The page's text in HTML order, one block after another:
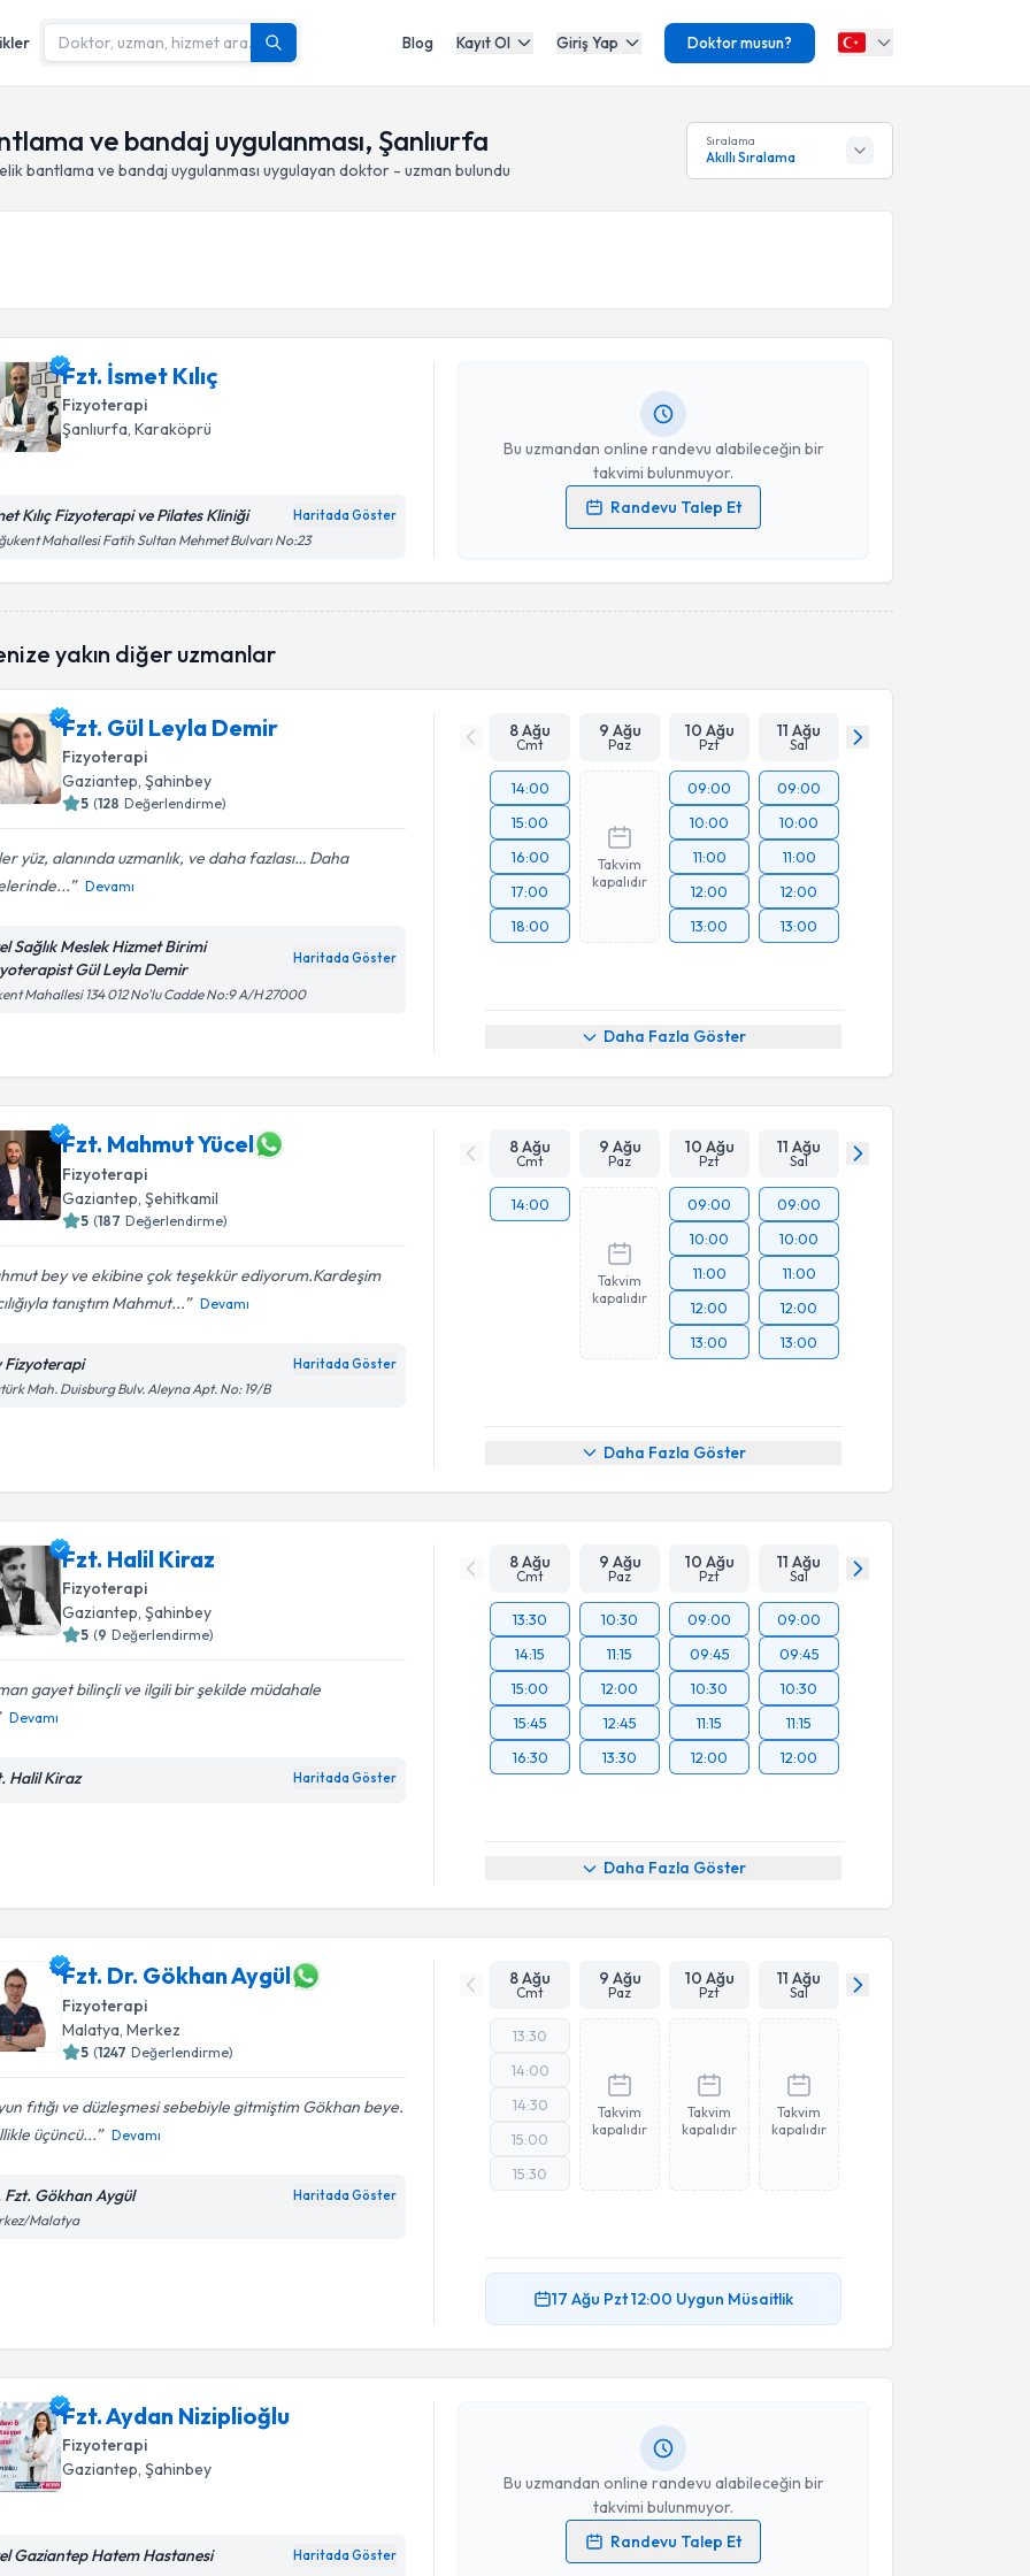
Blog Kayıt Ol Giriş Yap Doktor musun?
ve bandaj uygulanması, Şanlıurfa
bantlama ve bandaj uygulanması uygulayan doktor - uzman bulundu
Sıralama
Akıllı Sıralama
Fzt. İsmet Kılıç
Fizyoterapi
Şanlıurfa, Karaköprü
Kılıç Fizyoterapi ve Pilates Kliniği Haritada Göster
Mahallesi Fatih Sultan Mehmet Bulvarı No:23
Bu uzmandan online randevu alabileceğin bir
takvimi bulunmuyor.
Randevu Talep Et
Kişisel verilerimin işlenmesine ilişkinAydınlatma Metni
işlenmesini kabul ediyorum.
yakın diğer uzmanlar
Fzt. Gül Leyla Demir
Fizyoterapi
Gaziantep, Şahinbey
5 (128 Değerlendirme)
yüz, alanında uzmanlık, ve daha fazlası… Daha
Devamı
Sağlık Meslek Hizmet Birimi
Gül Leyla Demir
Haritada Göster
Mahallesi 134 012 No'lu Cadde No:9 A/H 27000
8 Ağu
Cmt
9 Ağu
Paz
10 Ağu
Pzt
11 Ağu
Sal
14:00
15:00
16:00
17:00
18:00
Takvim
kapalıdır
09:00
10:00
11:00
12:00
13:00
09:00
10:00
11:00
12:00
13:00
Daha Fazla Göster
Fzt. Mahmut Yücel
Fizyoterapi
Gaziantep , Şehitkamil
5 (187 Değerlendirme)
bey ve ekibine çok teşekkür ediyorum.Kardeşim
tanıştım Mahmut...
Devamı
Fizyoterapi Haritada Göster
Mah. Duisburg Bulv. Aleyna Apt. No: 19/B
8 Ağu
Cmt
9 Ağu
Paz
10 Ağu
Pzt
11 Ağu
Sal
14:00
Takvim
kapalıdır
09:00
10:00
11:00
12:00
13:00
09:00
10:00
11:00
12:00
13:00
Daha Fazla Göster
Fzt. Halil Kiraz
Fizyoterapi
Gaziantep, Şahinbey
5 (9 Değerlendirme)
gayet bilinçli ve ilgili bir şekilde müdahale
Devamı
Halil Kiraz Haritada Göster
8 Ağu
Cmt
9 Ağu
Paz
10 Ağu
Pzt
11 Ağu
Sal
13:30
14:15
15:00
15:45
16:30
10:30
11:15
12:00
12:45
13:30
09:00
09:45
10:30
11:15
12:00
09:00
09:45
10:30
11:15
12:00
Daha Fazla Göster
Fzt. Dr. Gökhan Aygül
Fizyoterapi
Malatya , Merkez
5 (1247 Değerlendirme)
fıtığı ve düzleşmesi sebebiyle gitmiştim Gökhan beye.
üçüncü...
Devamı
Fzt. Gökhan Aygül Haritada Göster
Malatya
8 Ağu
Cmt
9 Ağu
Paz
10 Ağu
Pzt
11 Ağu
Sal
13:30
14:00
14:30
15:00
15:30
Takvim
kapalıdır
Takvim
kapalıdır
Takvim
kapalıdır
17 Ağu Pzt12:00 Uygun Müsaitlik
Fzt. Aydan Niziplioğlu
Fizyoterapi
Gaziantep , Şahinbey
Gaziantep Hatem Hastanesi Haritada Göster
Bu uzmandan online randevu alabileceğin bir
takvimi bulunmuyor.
Randevu Talep Et
Randevu Takvimi Talebi
Size bu uzmandan randevu almanız için bir takvim
hazırlandığında e-posta ile bilgilendireceğiz.
Kişisel verilerimin işlenmesine ilişkinAydınlatma Metni